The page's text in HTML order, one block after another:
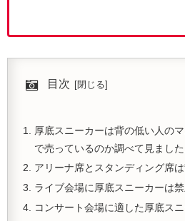
目次
厚底スニーカーは背の低い人の
で売っているのか調べて見ました
アリーナ席とスタンディング席
ライブ会場に厚底スニーカーは
コンサート会場に適した厚底ス